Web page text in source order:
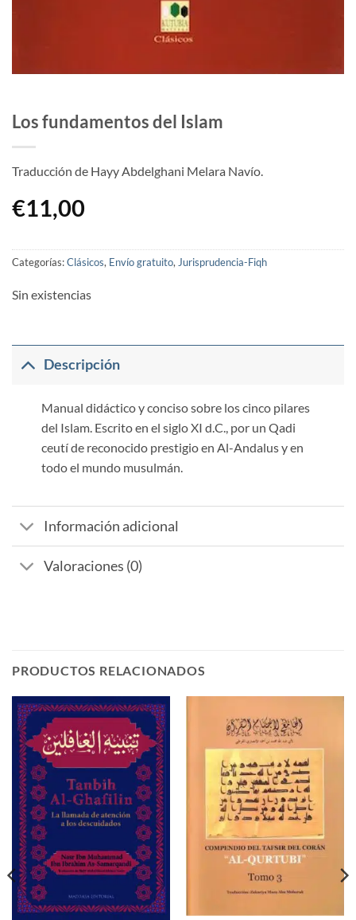
Los fundamentos del Islam
Traducción de Hayy Abdelghani Melara Navío.
€11,00
Categorías:Clásicos, Envío gratuito, Jurisprudencia-Fiqh
Sin existencias
Descripción
Manual didáctico y conciso sobre los cinco pilares
del Islam. Escrito en el siglo XI d.C., por un Qadi
ceutí de reconocido prestigio en Al-Andalus y en
todo el mundo musulmán.
Información adicional
Valoraciones (0)
PRODUCTOS RELACIONADOS